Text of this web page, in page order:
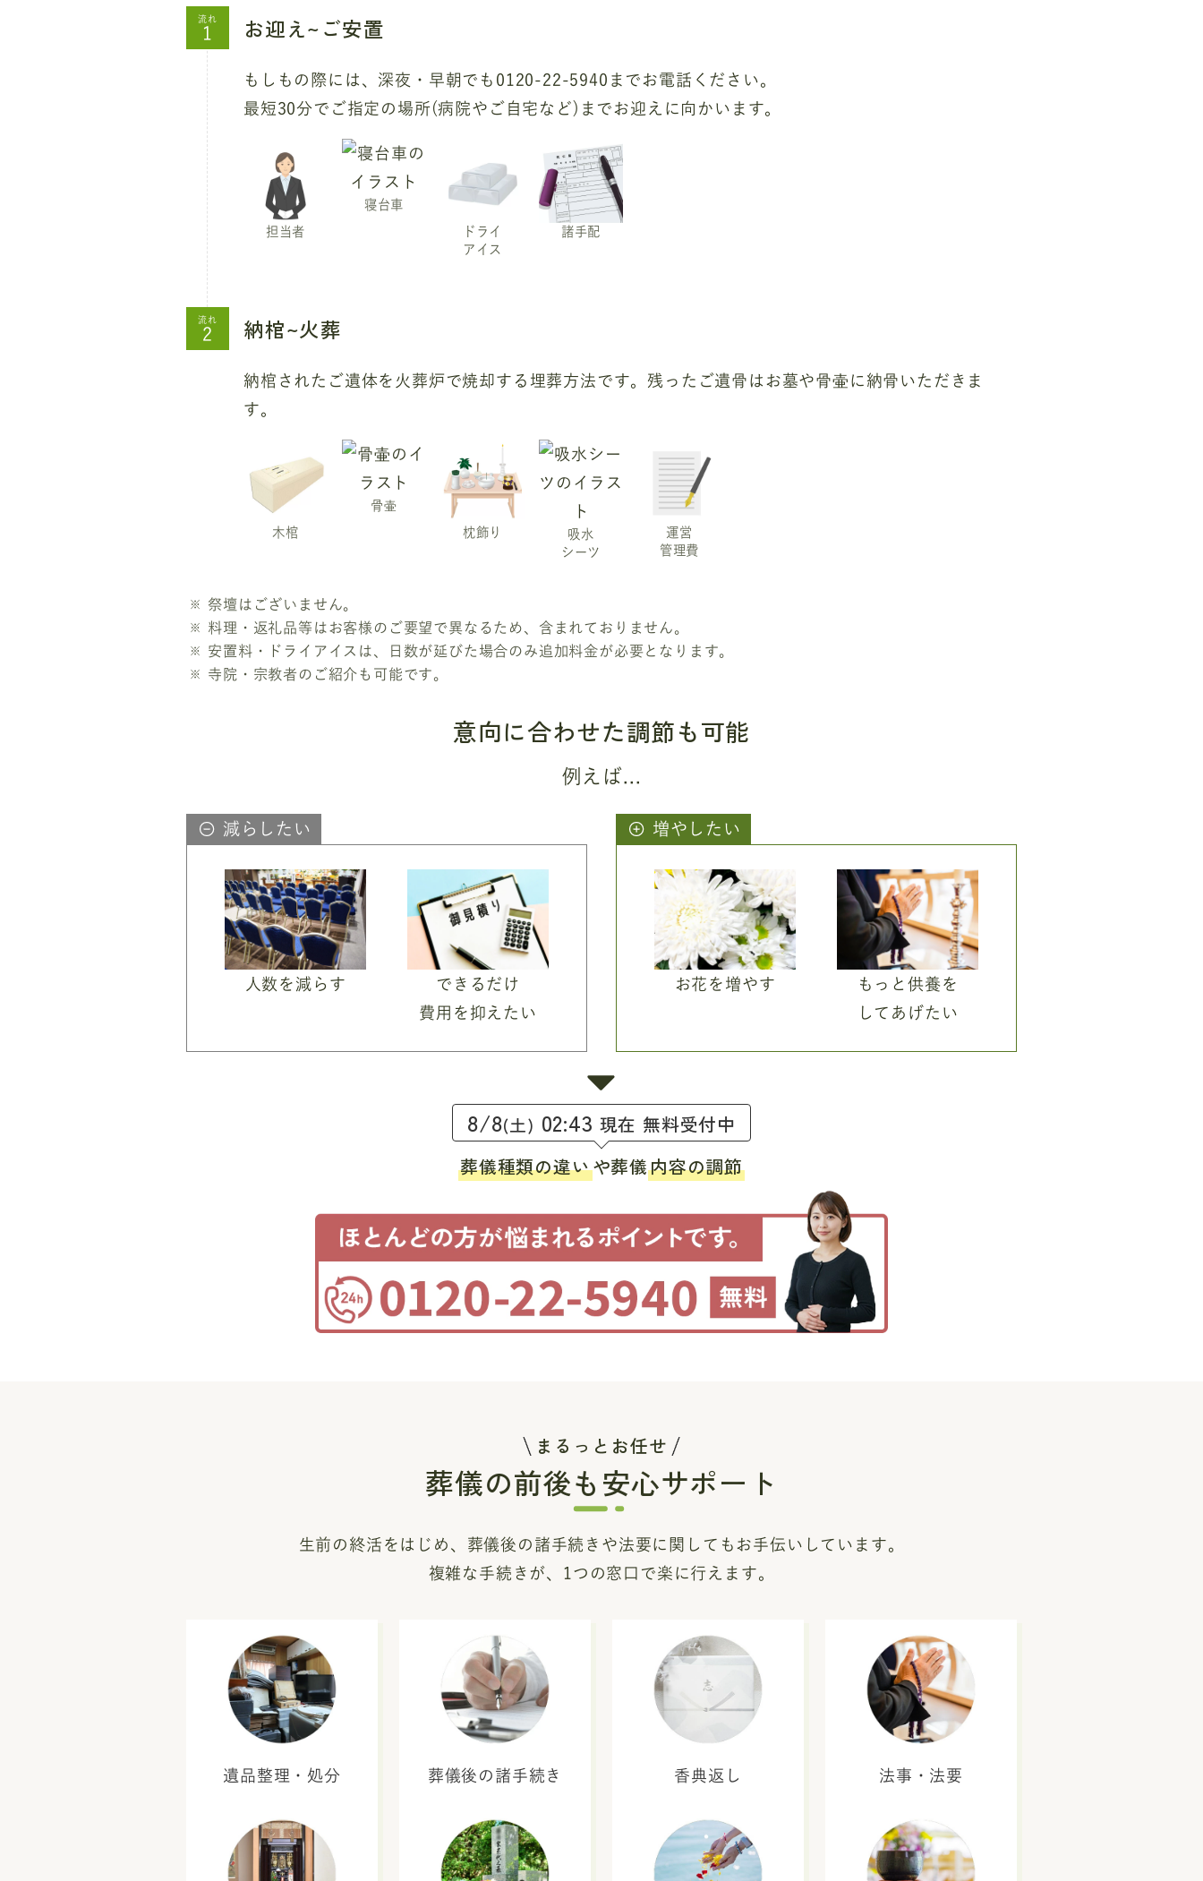
流れ お迎え~ご安置
もしもの際には、深夜・早朝でも0120-22-5940までお電話ください。
最短30分でご指定の場所(病院やご自宅など)までお迎えに向かいます。
担当者
寝台車
ドライ
アイス
諸手配
流れ 納棺~火葬
納棺されたご遺体を火葬炉で焼却する埋葬方法です。残ったご遺骨はお墓や骨壷に納骨いただきま
す。
木棺
骨壷
枕飾り
吸水
シーツ
運営
管理費
祭壇はございません。
料理・返礼品等はお客様のご要望で異なるため、含まれておりません。
安置料・ドライアイスは、日数が延びた場合のみ追加料金が必要となります。
寺院・宗教者のご紹介も可能です。
意向に合わせた調節も可能
例えば...
減らしたい
人数を減らす
できるだけ
費用を抑えたい
増やしたい
お花を増やす
もっと供養を
してあげたい
8/8(土) 02:43 現在 無料受付中
葬儀種類の違いや葬儀内容の調節
まるっとお任せ
葬儀の前後も安心サポート
生前の終活をはじめ、葬儀後の諸手続き や法要に関してもお手伝いしています。
複雑な手続きが、1つの窓口で楽に行えます。
遺品整理・処分 葬儀後の諸手続き 香典返し 法事・法要